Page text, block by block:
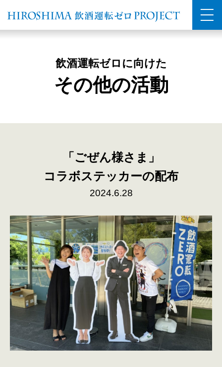
飲酒運転ゼロに向けた
その他の活動
「ごぜん様さま」
コラボステッカーの配布
2024.6.28